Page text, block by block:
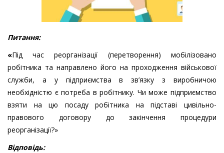
Питання:
«Під час реорганізації (перетворення) мобілізовано
робітника та направлено його на проходження військової
служби, а у підприємства в зв’язку з виробничою
необхідністю є потреба в робітнику. Чи може підприємство
взяти на цю посаду робітника на підставі цивільно-
правового договору до закінчення процедури
реорганізації?»
Відповідь: